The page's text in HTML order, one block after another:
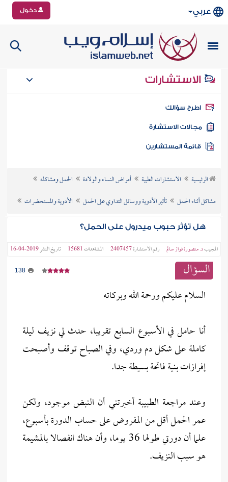
عربي دخول
الاستشارات
سؤالك
الاستشارة
الرئيسية الاستشارات الطبية أمراض النساء والولادة
الحمل ومشاكله
مشاكل أثناء الحمل
تأثير الأدوية ووسائل التداوي على الحمل الأدوية والمستحضرات
هل تؤثر حبوب ميدرول على الحمل؟
المجيبد. منصورة فواز سالم رقم الاستشارة2407457 المشاهدات15681 تاريخ النشر2019-04-16
السؤال 138
السلام عليكم ورحمة الله وبركاته
أنا حامل في الأسبوع السابع تقريبا، حدث لي نزيف ليلة
كاملة على شكل دم وردي، وفي الصباح توقف وأصبحت
إفرازات بنية فاتحة بسيطة جدا.
وعند مراجعة الطبيبة أخبرتني أن النبض موجود، ولكن
عمر الحمل أقل من المفروض على حساب الدورة بأسبوع،
علما أن دورتي طولها 36 يوما، وأن هناك انفصالا بالمشيمة
هو سبب النزيف.